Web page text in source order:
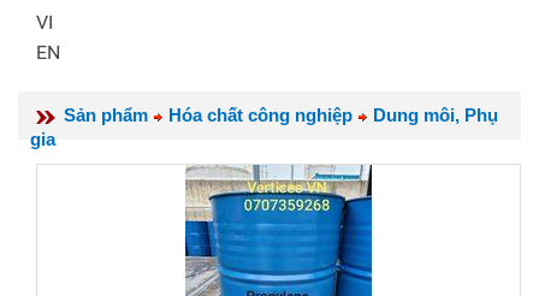
VI
EN
Sản phẩm Hóa chất công nghiệp
Dung môi, Phụ
gia